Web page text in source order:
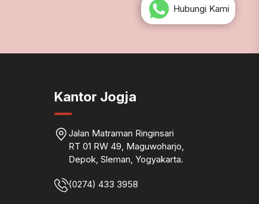
Hubungi Kami
Kantor Jogja
Jalan Matraman Ringinsari
RT 01 RW 49, Maguwoharjo,
Depok, Sleman, Yogyakarta.
(0274) 433 3958